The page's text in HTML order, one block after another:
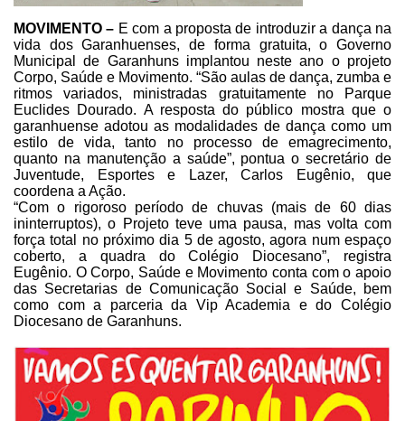
MOVIMENTO – E com a proposta de introduzir a dança na
vida dos Garanhuenses, de forma gratuita, o Governo
Municipal de Garanhunsimplantou neste ano o projeto
Corpo, Saúde e Movimento. “São aulas de dança, zumba e
ritmos variados, ministradas gratuitamente no Parque
Euclides Dourado. A resposta do público mostra que o
garanhuense adotou as modalidades de dança como um
estilo de vida, tanto no processo de emagrecimento,
quanto na manutenção a saúde”, pontua o secretário de
Juventude, Esportes e Lazer, Carlos Eugênio, que
coordena a Ação.
“Com o rigoroso período de chuvas (mais de 60 dias
ininterruptos), o Projeto teve uma pausa, mas volta com
força total no próximo dia 5 de agosto, agora num espaço
coberto, a quadra do Colégio Diocesano”, registra
Eugênio. OCorpo, Saúde e Movimento conta com o apoio
das Secretarias de ComunicaçãoSocial e Saúde, bem
como com a parceria da Vip Academia e do Colégio
Diocesano de Garanhuns.